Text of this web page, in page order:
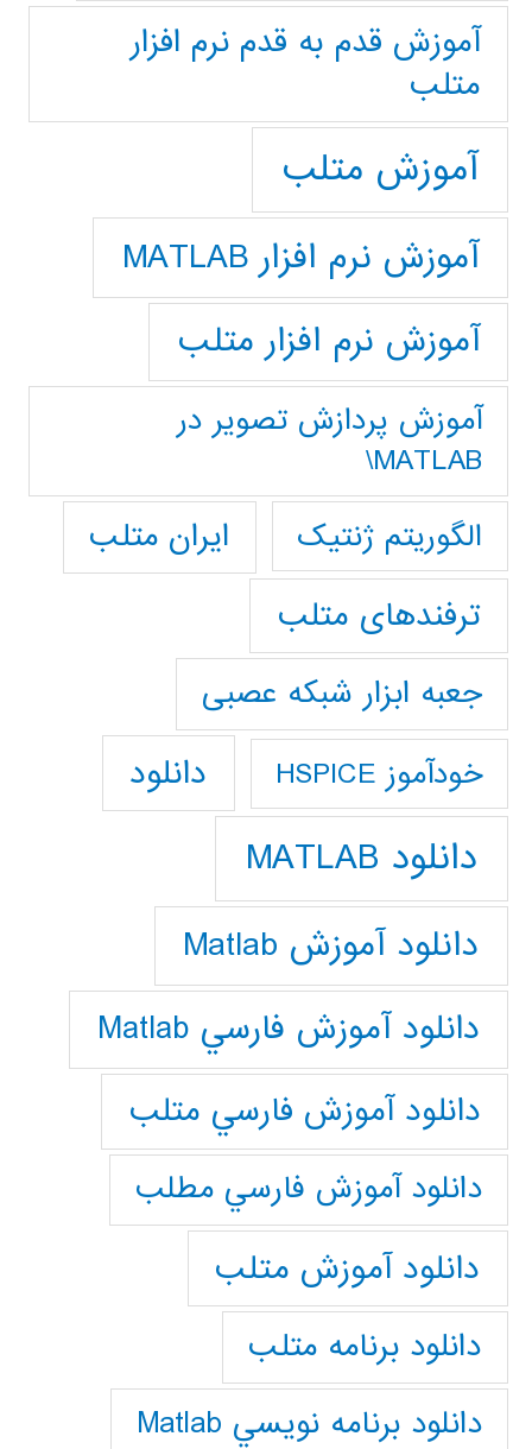
آموزش قدم به قدم نرم افزار
متلب
آموزش متلب
آموزش نرم افزار MATLAB
آموزش نرم افزار متلب
آموزش پردازش تصوير در
MATLAB\
الگوریتم ژنتیک
ایران متلب
ترفندهای متلب
جعبه ابزار شبکه عصبی
خودآموز HSPICE دانلود
دانلود MATLAB
دانلود آموزش Matlab
دانلود آموزش فارسي Matlab
دانلود آموزش فارسي متلب
دانلود آموزش فارسي مطلب
دانلود آموزش متلب
دانلود برنامه متلب
دانلود برنامه نويسي Matlab